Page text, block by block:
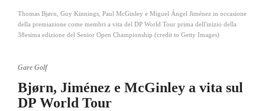
Thomas Bjørn, Guy Kinnings, Paul McGinley e Miguel Ángel Jiménez in occasione
della premiazione come membri a vita del DP World Tour prima dell'inizio della
38esima edizione del Senior Open Championship (credit to Getty Images)
Gare Golf
Bjørn, Jiménez e McGinley a vita sul
DP World Tour